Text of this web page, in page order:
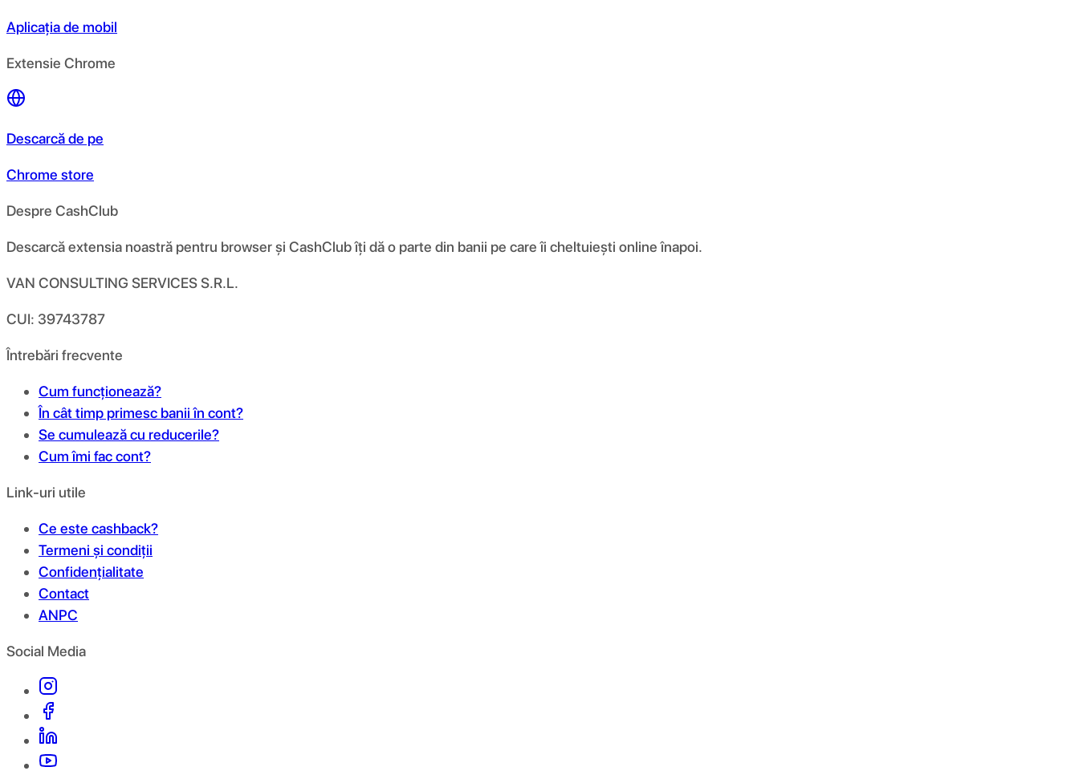
Aplicația de mobil
Extensie Chrome
Descarcă de pe
Chrome store
Despre CashClub
Descarcă extensia noastră pentru browser și CashClub îți dă o parte din banii pe care îi cheltuiești online înapoi.
VAN CONSULTING SERVICES S.R.L.
CUI: 39743787
Întrebări frecvente
Cum funcționează?
În cât timp primesc banii în cont?
Se cumulează cu reducerile?
Cum îmi fac cont?
Link-uri utile
Ce este cashback?
Termeni și condiții
Confidențialitate
Contact
ANPC
Social Media